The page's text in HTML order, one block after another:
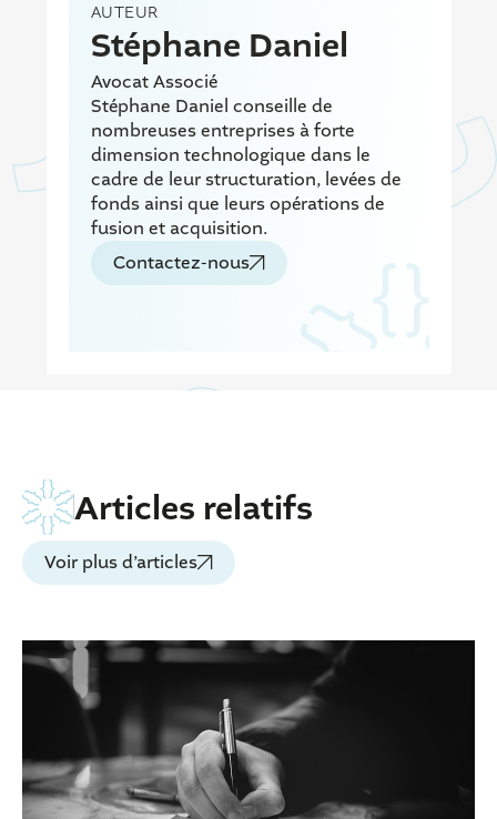
AUTEUR
Stéphane Daniel
Avocat Associé
Stéphane Daniel conseille de
nombreuses entreprises à forte
dimension technologique dans le
cadre de leur structuration, levées de
fonds ainsi que leurs opérations de
fusion et acquisition.
Contactez-nous
Articles relatifs
Voir plus d’articles